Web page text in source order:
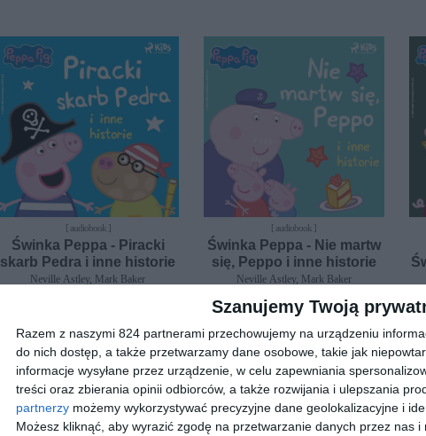
Szanujemy Twoją
Razem z naszymi 824 partnerami przechowujemy na urządzeniu
do nich dostęp, a także przetwarzamy dane osobowe, takie jak
informacje wysyłane przez urządzenie, w celu zapewniania
treści oraz zbierania opinii odbiorców, a także rozwijania i ulepszania
partnerzy możemy wykorzystywać precyzyjne dane geolokalizacyjne i
Możesz kliknąć, aby wyrazić zgodę na przetwarzanie danych przez nas
[ audiobook ]
Świnka Peppa - Piracki
skarb Pedra i inne historie
Neville Astley, Mark Baker
[ audiobook ]
Świnka Peppa - Nie martw
się, Peppo i inne historie
Neville Astley, Mark Baker